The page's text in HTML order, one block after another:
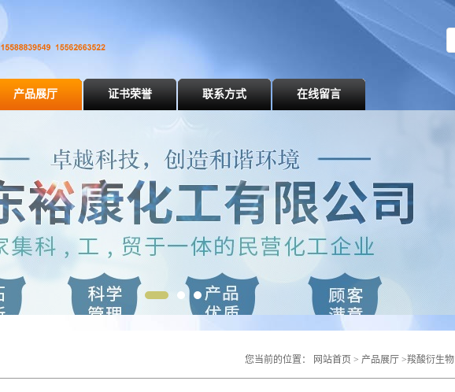
产品展厅 证书荣誉 联系方式 在线留言
您当前的位置： 网站首页 > 产品展厅 >羧酸衍生物